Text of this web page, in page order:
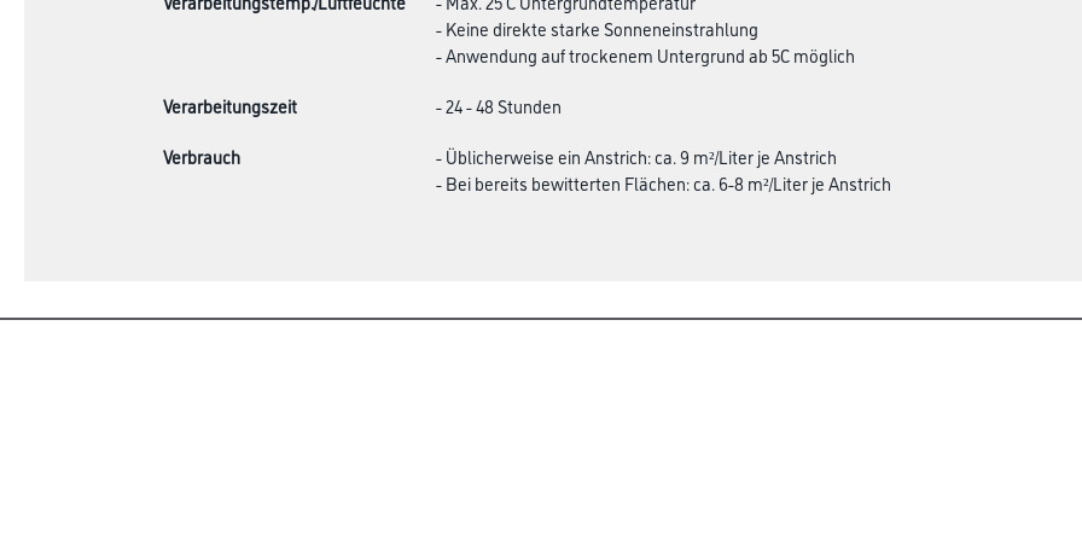
- Keine direkte starke Sonneneinstrahlung
- Anwendung auf trockenem Untergrund ab 5C möglich
Verarbeitungszeit
- 24 - 48 Stunden
Verbrauch
- Üblicherweise ein Anstrich: ca. 9 m²/Liter je Anstrich
- Bei bereits bewitterten Flächen: ca. 6-8 m²/Liter je Anstrich